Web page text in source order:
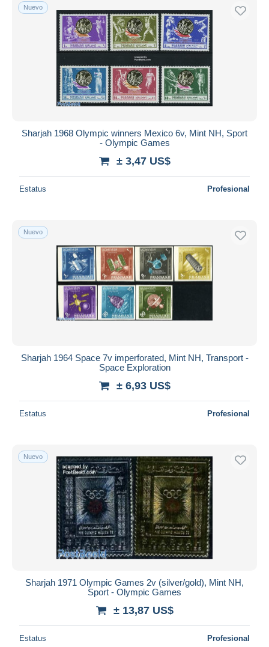
Nuevo
Sharjah 1968 Olympic winners Mexico 6v, Mint NH, Sport
- Olympic Games
± 3,47 US$
Estatus Profesional
Nuevo
Sharjah 1964 Space 7v imperforated, Mint NH, Transport -
Space Exploration
± 6,93 US$
Estatus Profesional
Nuevo
Sharjah 1971 Olympic Games 2v (silver/gold), Mint NH,
Sport - Olympic Games
± 13,87 US$
Estatus Profesional